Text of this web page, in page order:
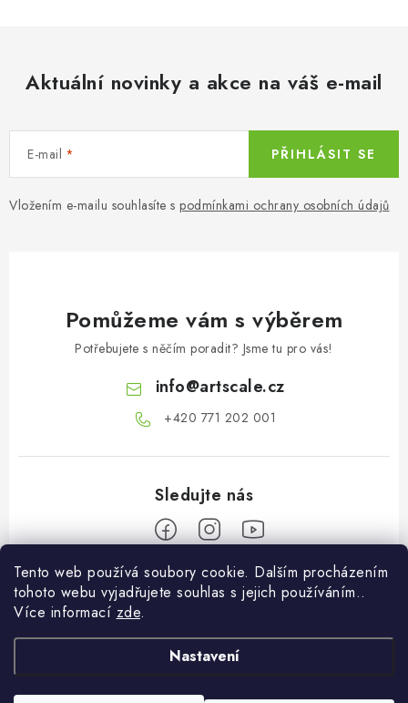
Tento web používá soubory cookie. Dalším procházením
tohoto webu vyjadřujete souhlas s jejich používáním..
Více informací zde.
Nastavení
Aktuální novinky a akce na váš e-mail
E-mail
Vložením e-mailu souhlasíte s podmínkami ochrany osobních údajů
PŘIHLÁSIT SE
Pomůžeme vám s výběrem
Potřebujete s něčím poradit? Jsme tu pro vás!
info@artscale.cz
+420 771 202 001​
Informace pro vás
Doprava a platba
Můj účet